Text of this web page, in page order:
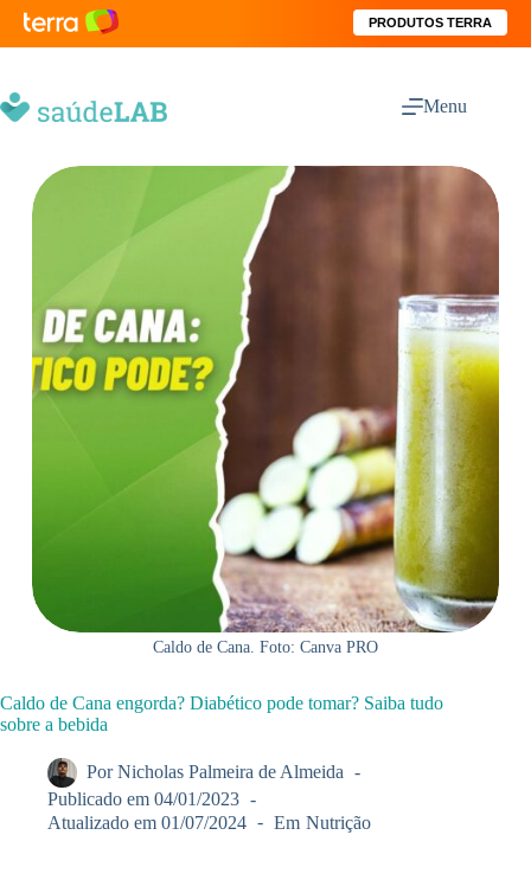
PRODUTOS TERRA
Menu
Caldo de Cana. Foto: Canva PRO
Caldo de Cana engorda? Diabético pode tomar? Saiba tudo
sobre a bebida
Por Nicholas Palmeira de Almeida
Publicado em 04/01/2023
Atualizado em 01/07/2024 Em Nutrição